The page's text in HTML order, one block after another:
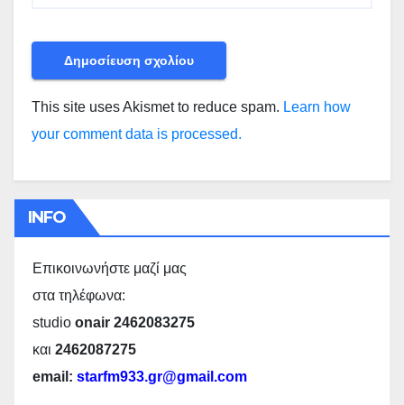
This site uses Akismet to reduce spam. Learn how
your comment data is processed.
INFO
Επικοινωνήστε μαζί μας
στα τηλέφωνα:
studio onair 2462083275
και 2462087275
email: starfm933.gr@gmail.com